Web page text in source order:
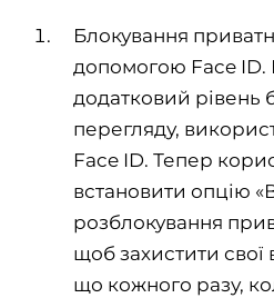
Блокування
допомогою Face ID.
додатковий рівень
перегляду,
Face ID. Тепер
встановити опцію
розблокування
щоб захистити свої
що кожного разу,